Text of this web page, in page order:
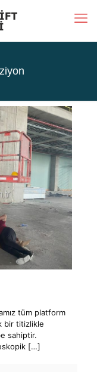
tüm platform
bir titizlikle
sahiptir.
[…]